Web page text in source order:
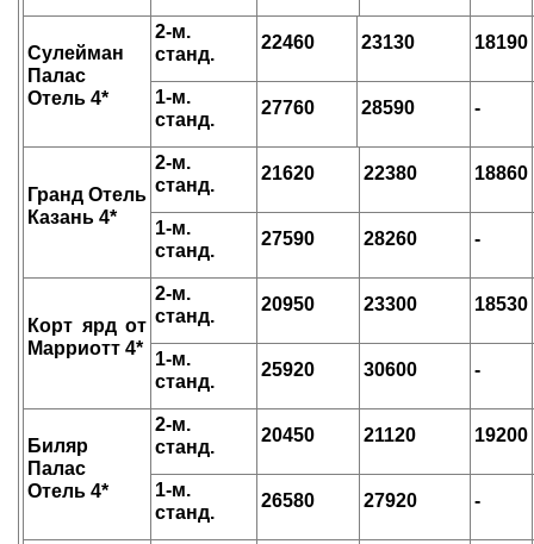
Сулейман
Палас
Отель 4*
2-м.
станд.
22460 23130 18190
1-м.
станд.
27760 28590 -
Гранд Отель
Казань 4*
2-м.
станд.
21620 22380 18860
1-м.
станд.
27590 28260 -
Корт ярд от
Марриотт 4*
2-м.
станд.
20950 23300 18530
1-м.
станд.
25920 30600 -
Биляр
Палас
Отель 4*
2-м.
станд.
20450 21120 19200
1-м.
станд.
26580 27920 -